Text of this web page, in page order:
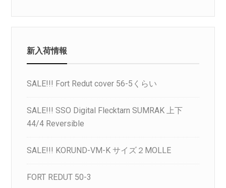
新入荷情報
SALE!!! Fort Redut cover 56-5くらい
SALE!!! SSO Digital Flecktarn SUMRAK 上下
44/4 Reversible
SALE!!! KORUND-VM-K サイズ２MOLLE
FORT REDUT 50-3